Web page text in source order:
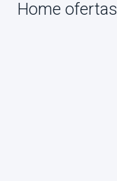
Home ofertas